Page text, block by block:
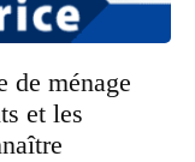
de ménage
et les